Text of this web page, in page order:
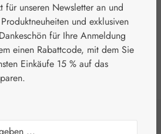
Werkzeugleiste anzeigen
Datenschutz
für unseren Newsletter an und
und exklusiven
für Ihre Anmeldung
einen Rabattcode, mit dem Sie
Einkäufe 15 % auf das